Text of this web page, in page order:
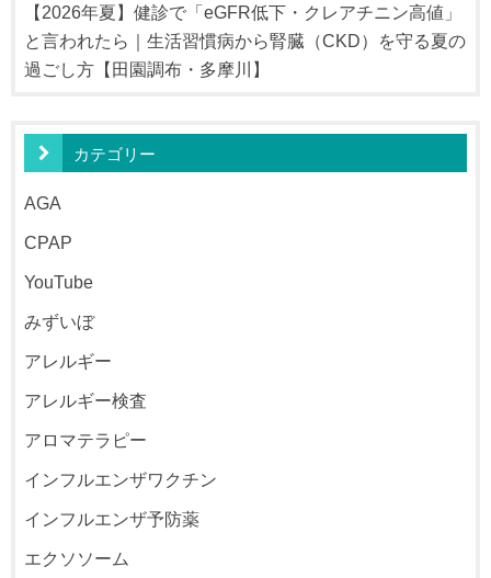
【2026年夏】健診で「eGFR低下・クレアチニン高値」
と言われたら｜生活習慣病から腎臓（CKD）を守る夏の
過ごし方【田園調布・多摩川】
カテゴリー
AGA
CPAP
YouTube
みずいぼ
アレルギー
アレルギー検査
アロマテラピー
インフルエンザワクチン
インフルエンザ予防薬
エクソソーム